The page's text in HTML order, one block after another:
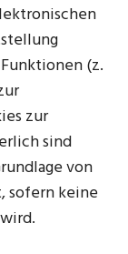
(z.
zur
sind
von
sofern keine